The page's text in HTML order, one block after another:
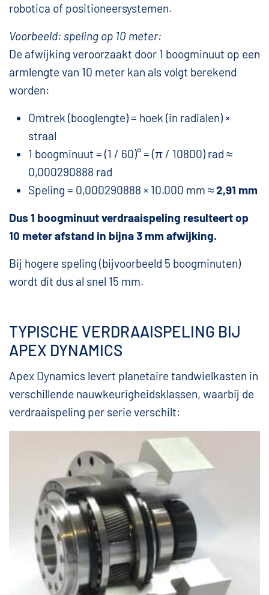
robotica of positioneersystemen.
Voorbeeld: speling op 10 meter:
De afwijking veroorzaakt door 1 boogminuut op een
armlengte van 10 meter kan als volgt berekend
worden:
Omtrek (booglengte) = hoek (in radialen) ×
straal
1 boogminuut = (1 / 60)° = (π / 10800) rad ≈
0,000290888 rad
Speling = 0,000290888 × 10.000 mm ≈2,91 mm
Dus 1 boogminuut verdraaispeling resulteert op
10 meter afstand in bijna 3 mm afwijking.
Bij hogere speling (bijvoorbeeld 5 boogminuten)
wordt dit dus al snel 15 mm.
TYPISCHE VERDRAAISPELING BIJ
APEX DYNAMICS
Apex Dynamics levert planetaire tandwielkasten in
verschillende nauwkeurigheidsklassen, waarbij de
verdraaispeling per serie verschilt: